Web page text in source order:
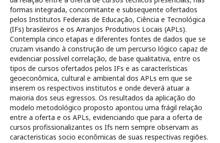
formas integrada, concomitante e subsequente ofertados
pelos Institutos Federais de Educação, Ciência e Tecnológica
(IFs) brasileiros e os Arranjos Produtivos Locais (APLs).
Contempla cinco etapas e diferentes fontes de dados que se
cruzam visando à construção de um percurso lógico capaz de
evidenciar possível correlação, de base qualitativa, entre os
tipos de cursos ofertados pelos IFs e as características
geoeconômica, cultural e ambiental dos APLs em que se
inserem os respectivos institutos e onde deverá atuar a
maioria dos seus egressos. Os resultados da aplicação do
modelo metodológico proposto apontou uma frágil relação
entre a oferta e os APLs, evidenciando que para a oferta de
cursos profissionalizantes os Ifs nem sempre observam as
caracteristicas socio econômicas de suas respectivas regiões.